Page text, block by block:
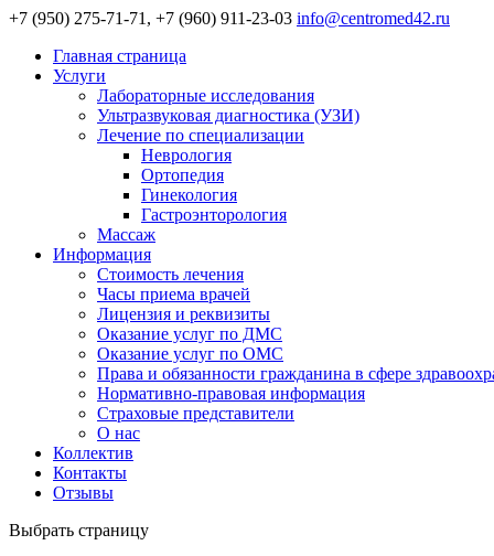
+7 (950) 275-71-71, +7 (960) 911-23-03 info@centromed42.ru
Главная страница
Услуги
Лабораторные исследования
Ультразвуковая диагностика (УЗИ)
Лечение по специализации
Неврология
Ортопедия
Гинекология
Гастроэнторология
Массаж
Информация
Стоимость лечения
Часы приема врачей
Лицензия и реквизиты
Оказание услуг по ДМС
Оказание услуг по ОМС
Права и обязанности гражданина в сфере
Нормативно-правовая информация
Страховые представители
О нас
Коллектив
Контакты
Отзывы
Выбрать страницу